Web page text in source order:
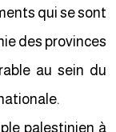
qui se sont
des provinces
au sein du
palestinien à